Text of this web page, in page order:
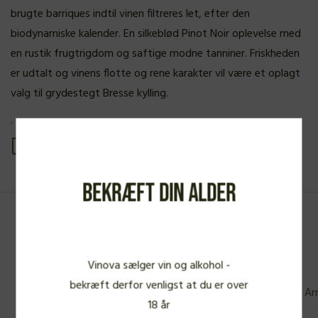
brugte barriques indtil vinen filtreres let, efter den
biodynamiske kalender. En silkeblød Pinot Noir oplevelse med
en rustik frugtrigdom og saftige modne tanniner. Friskheden
er udtalt og vinens flotte og rene karakter vil være et oplagt
valg til grydestegt Bresse kylling.
.
Bekræft din alder
Vinova sælger vin og alkohol -
bekræft derfor venligst at du er over
18 år